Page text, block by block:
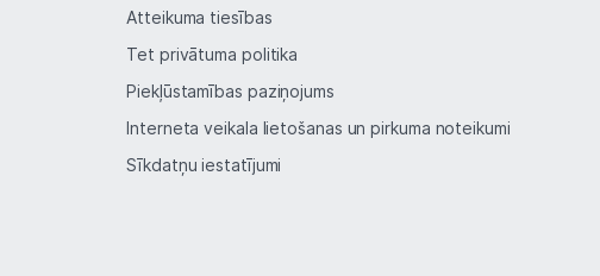
Atteikuma tiesības
Tet privātuma politika
Piekļūstamības paziņojums
Interneta veikala lietošanas un pirkuma noteikumi
Sīkdatņu iestatījumi